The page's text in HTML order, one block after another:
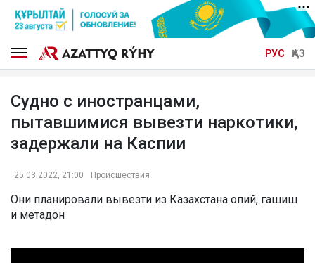
РУС ҚАЗ
Судно с иностранцами,
пытавшимися вывезти наркотики,
задержали на Каспии
25.03.2022, 21:00 Происшествия
Они планировали вывезти из Казахстана опий, гашиш
и метадон